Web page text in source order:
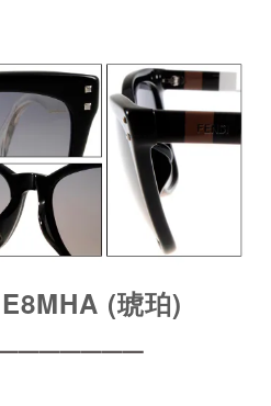
(琥珀)